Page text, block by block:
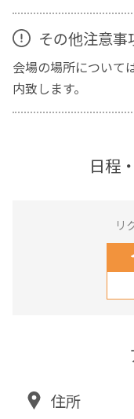
その他注意事
会場の場所について
内致します。
日程
リ
住所